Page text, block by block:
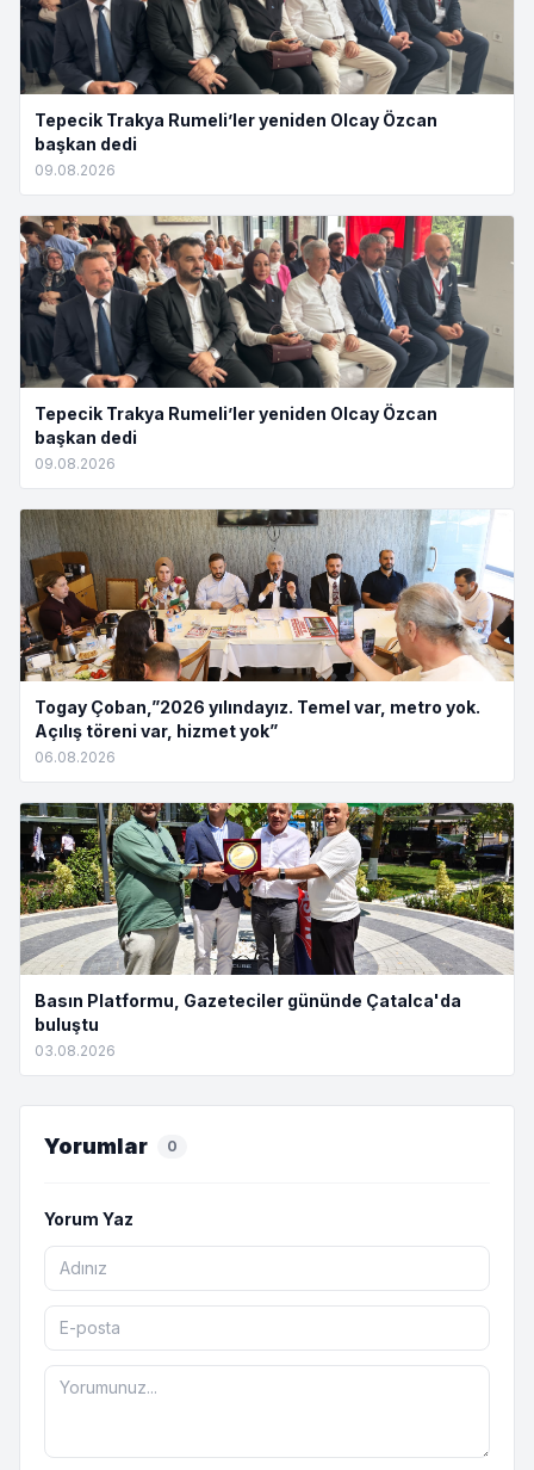
Tepecik Trakya Rumeli’ler yeniden Olcay Özcan
başkan dedi
09.08.2026
Tepecik Trakya Rumeli’ler yeniden Olcay Özcan
başkan dedi
09.08.2026
Togay Çoban,”2026 yılındayız. Temel var, metro yok.
Açılış töreni var, hizmet yok”
06.08.2026
Basın Platformu, Gazeteciler gününde Çatalca'da
buluştu
03.08.2026
Yorumlar 0
Yorum Yaz